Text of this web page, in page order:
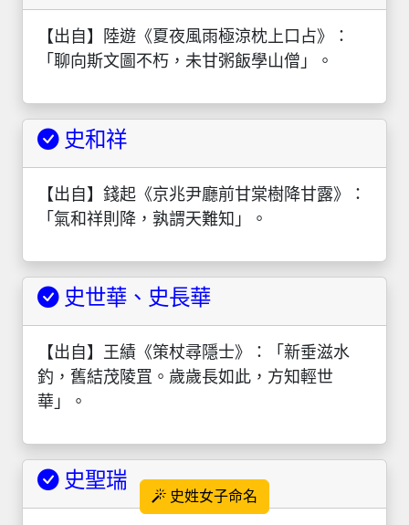
【出自】陸遊《夏夜風雨極涼枕上口占》：
「聊向斯文圖不朽，未甘粥飯學山僧」。
史和祥
【出自】錢起《京兆尹廳前甘棠樹降甘露》：
「氣和祥則降，孰謂天難知」。
史世華、史長華
【出自】王績《策杖尋隱士》：「新垂滋水
釣，舊結茂陵罝。歲歲長如此，方知輕世
華」。
史聖瑞
史姓女子命名